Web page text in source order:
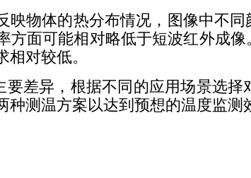
物体的热分布情况，图像中不同
方面可能相对略低于短波红外成
对较低。
差异，根据不同的应用场景选择
测温方案以达到预想的温度监测